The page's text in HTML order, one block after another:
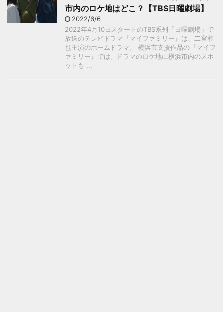
市内のロケ地はどこ？【TBS日曜劇場】
2022/6/6
2022年4月10日スタートのTBS系列「日曜劇場」で
放送のテレビドラマ『マイファミリー』は、二宮和
也主演のホームドラマ。 横浜市支援作品の『マイフ
ァミリー』では、ドラマのロケ地に横浜市内のスポ
ットも ...